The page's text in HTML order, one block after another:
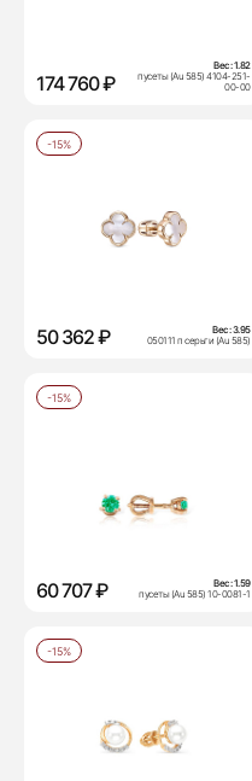
174 760 ₽
Вес:1.82
пусеты (Au 585) 4104-251-
00-00
-15%
50 362 ₽ Вес:3.95
050111 п серьги (Au 585)
-15%
60 707 ₽ Вес:1.59
пусеты (Au 585) 10-0081-1
-15%